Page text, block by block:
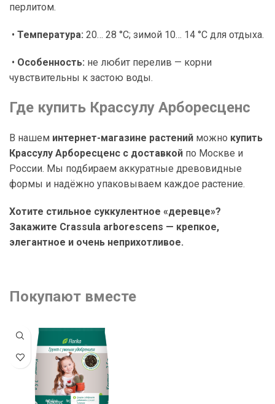
перлитом.
• Температура: 20… 28 °C; зимой 10… 14 °C для отдыха.
• Особенность: не любит перелив — корни
чувствительны к застою воды.
Где купить Крассулу Арборесценс
В нашем интернет-магазине растений можно купить
Крассулу Арборесценс с доставкой по Москве и
России. Мы подбираем аккуратные древовидные
формы и надёжно упаковываем каждое растение.
Хотите стильное суккулентное «деревце»?
Закажите Crassula arborescens — крепкое,
элегантное и очень неприхотливое.
Покупают вместе